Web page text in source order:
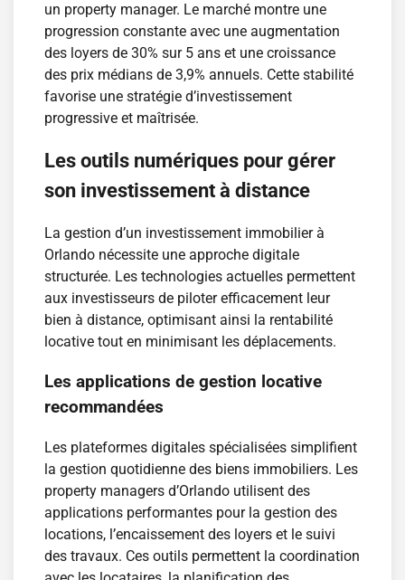
un property manager. Le marché montre une
progression constante avec une augmentation
des loyers de 30% sur 5 ans et une croissance
des prix médians de 3,9% annuels. Cette stabilité
favorise une stratégie d’investissement
progressive et maîtrisée.
Les outils numériques pour gérer
son investissement à distance
La gestion d’un investissement immobilier à
Orlando nécessite une approche digitale
structurée. Les technologies actuelles permettent
aux investisseurs de piloter efficacement leur
bien à distance, optimisant ainsi la rentabilité
locative tout en minimisant les déplacements.
Les applications de gestion locative
recommandées
Les plateformes digitales spécialisées simplifient
la gestion quotidienne des biens immobiliers. Les
property managers d’Orlando utilisent des
applications performantes pour la gestion des
locations, l’encaissement des loyers et le suivi
des travaux. Ces outils permettent la coordination